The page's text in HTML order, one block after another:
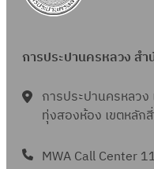
การประปานครหลวง ส
การประปานครหลว
ทุ่งสองห้อง เขตหลัก
MWA Call Center